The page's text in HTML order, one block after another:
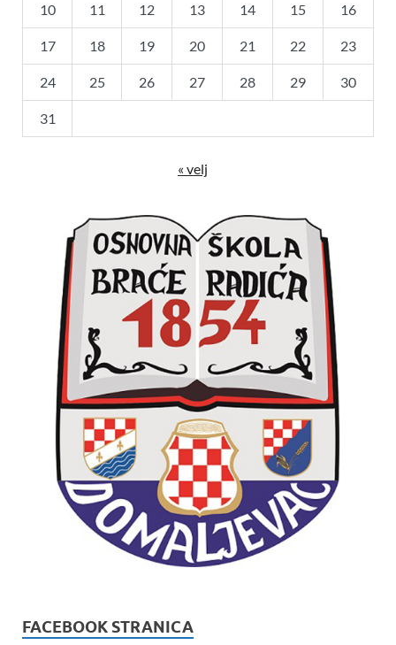
10 11 12 13 14 15 16
17 18 19 20 21 22 23
24 25 26 27 28 29 30
31
« velj
FACEBOOK STRANICA